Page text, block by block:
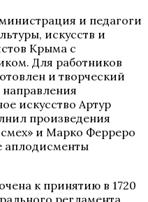
и педагоги
искусств и
Крыма с
Для работников
и творческий
направления
искусство Артур
произведения
и Mарко Ферреро
аплодисменты
к принятию в 1720
регламента